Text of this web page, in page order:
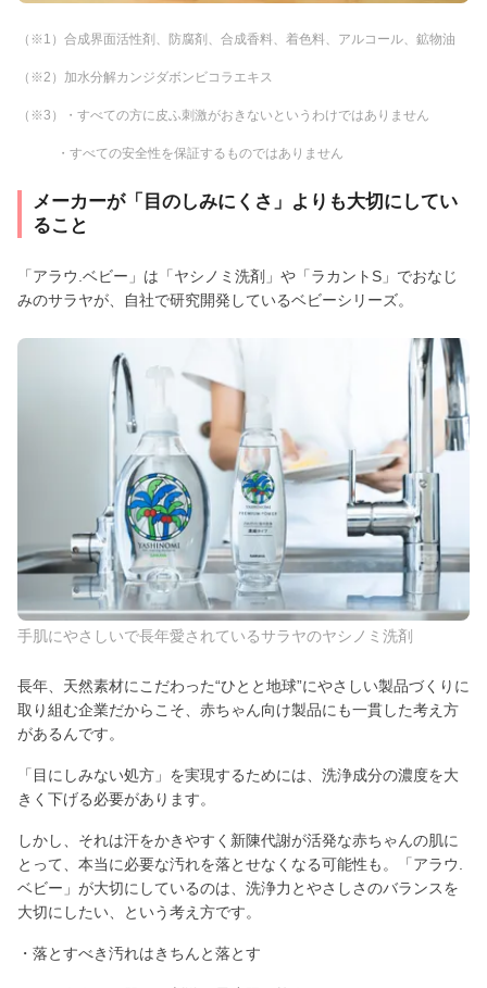
（※1）合成界面活性剤、防腐剤、合成香料、着色料、アルコール、鉱物油
（※2）加水分解カンジダボンビコラエキス
（※3）・すべての方に皮ふ刺激がおきないというわけではありません
・すべての安全性を保証するものではありません
メーカーが「目のしみにくさ」よりも大切にしてい
ること
「アラウ.ベビー」は「ヤシノミ洗剤」や「ラカントS」でおなじ
みのサラヤが、自社で研究開発しているベビーシリーズ。
手肌にやさしいで長年愛されているサラヤのヤシノミ洗剤
長年、天然素材にこだわった“ひとと地球”にやさしい製品づくりに
取り組む企業だからこそ、赤ちゃん向け製品にも一貫した考え方
があるんです。
「目にしみない処方」を実現するためには、洗浄成分の濃度を大
きく下げる必要があります。
しかし、それは汗をかきやすく新陳代謝が活発な赤ちゃんの肌に
とって、本当に必要な汚れを落とせなくなる可能性も。「アラウ.
ベビー」が大切にしているのは、洗浄力とやさしさのバランスを
大切にしたい、という考え方です。
・落とすべき汚れはきちんと落とす